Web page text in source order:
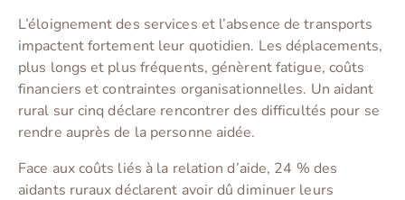
L’éloignement des services et l’absence de transports
impactent fortement leur quotidien. Les déplacements,
plus longs et plus fréquents, génèrent fatigue, coûts
financiers et contraintes organisationnelles. Un aidant
rural sur cinq déclare rencontrer des difficultés pour se
rendre auprès de la personne aidée.
Face aux coûts liés à la relation d’aide, 24 % des
aidants ruraux déclarent avoir dû diminuer leurs